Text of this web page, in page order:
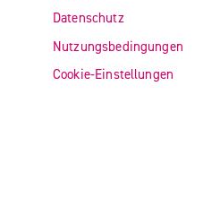
Datenschutz
Nutzungsbedingungen
Cookie-Einstellungen